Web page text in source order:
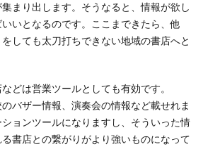
まり出します。そうなると、情報が欲し
いとなるのです。ここまできたら、他
しても太刀打ちできない地域の書店へと
どは営業ツールとしても有効です。
バザー情報、演奏会の情報など載せれま
ョンツールになりますし、そういった情
書店との繋がりがより強いものになって